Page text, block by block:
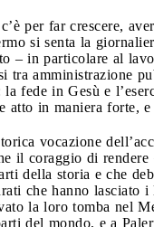
per far crescere,
si senta la
– in particolare al
amministrazione
fede in Gesù e
atto in maniera forte,
vocazione
il coraggio di
della storia e che
che hanno lasciato
la loro tomba nel
del mondo, e a